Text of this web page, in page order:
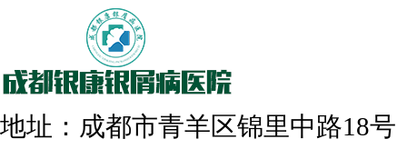
308nm激光：银屑病治疗更高效
地址：成都市青羊区锦里中路18